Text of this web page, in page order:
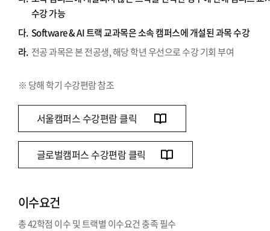
수강 가능
다. Software & AI 트랙 교과목은 소속 캠퍼스에 개설된 과목 수강
라. 전공 과목은 본 전공생, 해당 학년 우선으로 수강 기회 부여
※ 당해 학기 수강편람 참조
서울캠퍼스 수강편람 클릭
글로벌캠퍼스 수강편람 클릭
이수요건
총 42학점 이수 및 트랙별 이수요건 충족 필수